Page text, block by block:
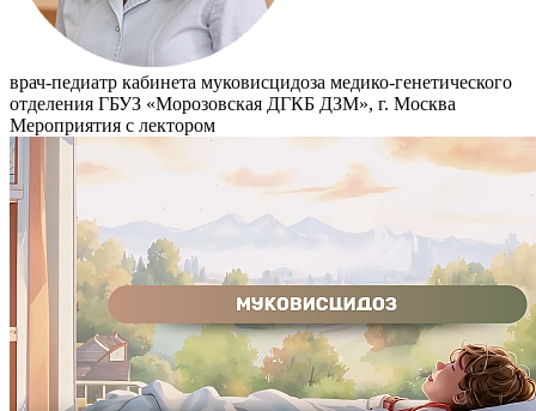
врач-педиатр кабинета муковисцидоза медико-генетического
отделения ГБУЗ «Морозовская ДГКБ ДЗМ», г. Москва
Мероприятия с лектором